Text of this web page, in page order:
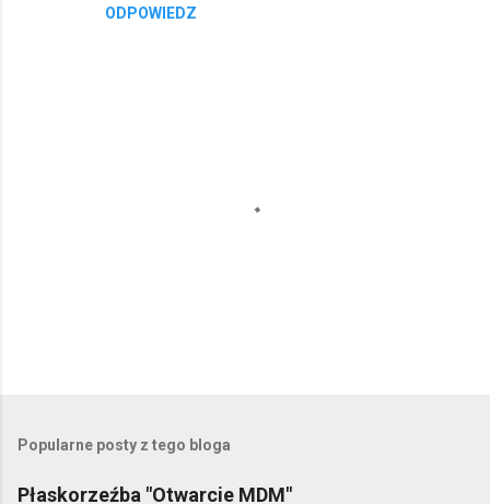
ODPOWIEDZ
e
Popularne posty z tego bloga
Płaskorzeźba "Otwarcie MDM"